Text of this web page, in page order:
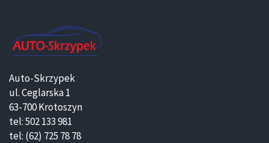
Auto-Skrzypek
ul. Ceglarska 1
63-700 Krotoszyn
tel: 502 133 981
tel: (62) 725 78 78